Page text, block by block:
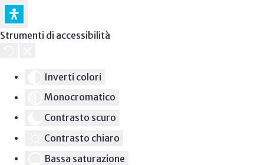
Strumenti di accessibilità
Inverti colori
Monocromatico
Contrasto scuro
Contrasto chiaro
Bassa saturazione